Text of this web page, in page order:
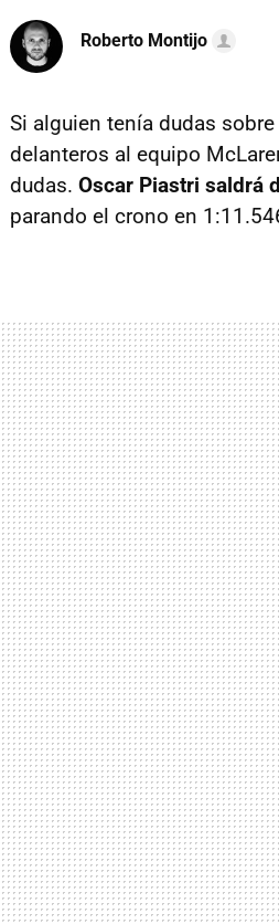
Roberto Montijo
Si alguien tenía dudas
delanteros al equipo
dudas. Oscar Piastri saldrá
parando el crono en